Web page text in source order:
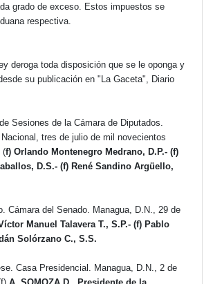
grado de exceso. Estos impuestos se
respectiva.
deroga toda disposición que se le oponga y
su publicación en "La Gaceta", Diario
Sesiones de la Cámara de Diputados.
tres de julio de mil novecientos
(f) Orlando Montenegro Medrano, D.P.- (f)
D.S.- (f) René Sandino Argüello,
Cámara del Senado. Managua, D.N., 29 de
Manuel Talavera T., S.P.- (f) Pablo
Solórzano C., S.S.
Casa Presidencial. Managua, D.N., 2 de